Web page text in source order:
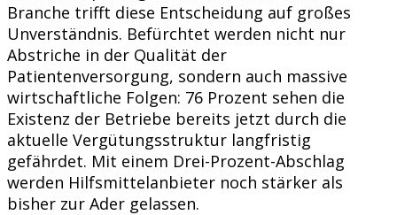
Branche trifft diese Entscheidung auf großes
Unverständnis. Befürchtet werden nicht nur
Abstriche in der Qualität der
Patientenversorgung, sondern auch massive
wirtschaftliche Folgen: 76 Prozent sehen die
Existenz der Betriebe bereits jetzt durch die
aktuelle Vergütungsstruktur langfristig
gefährdet. Mit einem Drei-Prozent-Abschlag
werden Hilfsmittelanbieter noch stärker als
bisher zur Ader gelassen.